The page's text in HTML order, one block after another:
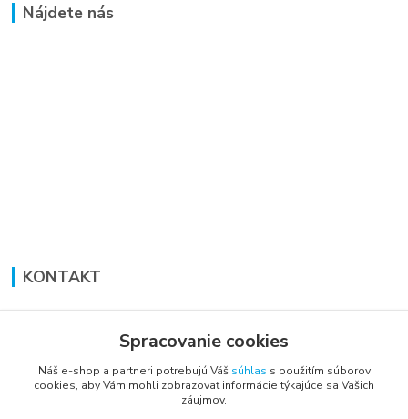
Nájdete nás
KONTAKT
+421 948 711 774
vsetkoprenabytok@gmail.com
Spracovanie cookies
Náš e-shop a partneri potrebujú Váš súhlas s použitím súborov
cookies, aby Vám mohli zobrazovať informácie týkajúce sa Vašich
záujmov.